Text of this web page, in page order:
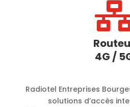
4G /
Radiotel Entreprises
solutions d’accès